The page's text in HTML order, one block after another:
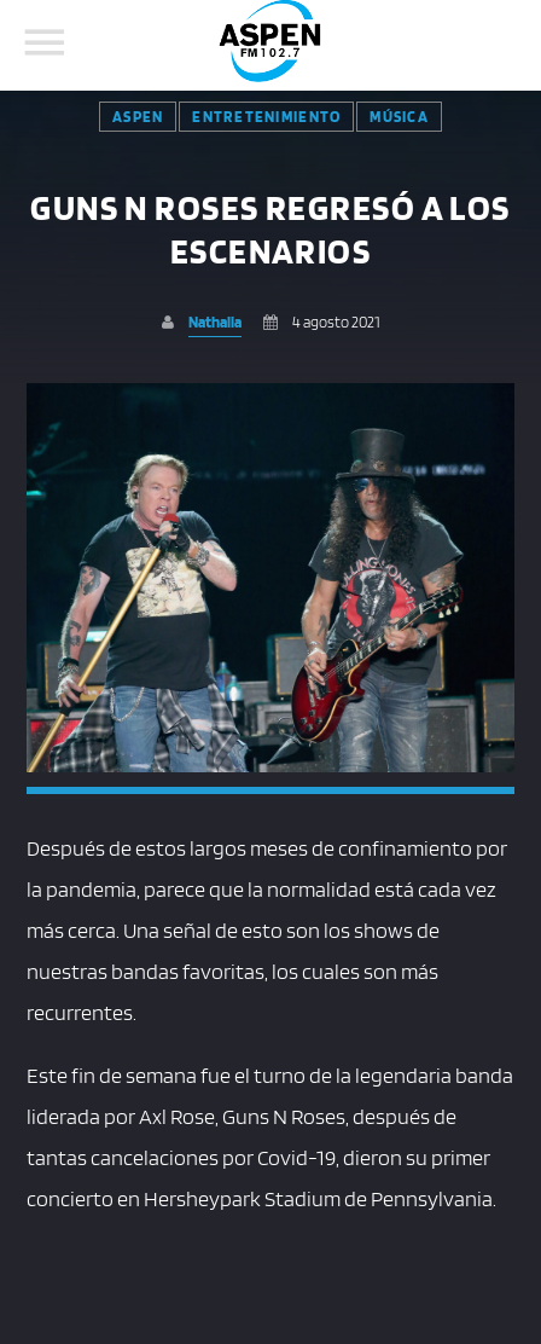
BUSCAR EN EL SITIO:
COMPARTE ESTA PÁGINA EN:
Whatsapp
ASPEN ENTRETENIMIENTO MÚSICA
GUNS N ROSES REGRESÓ A LOS
ESCENARIOS
Nathalia 4 agosto 2021
Después de estos largos meses de confinamiento por
la pandemia, parece que la normalidad está cada vez
más cerca. Una señal de esto son los shows de
nuestras bandas favoritas, los cuales son más
recurrentes.
Este fin de semana fue el turno de la legendaria banda
liderada por Axl Rose, Guns N Roses, después de
tantas cancelaciones por Covid-19, dieron su primer
concierto en Hersheypark Stadium de Pennsylvania.